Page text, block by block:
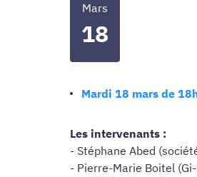
Mars
18
Mardi 18 mars de
Les intervenants :
- Stéphane Abed
- Pierre-Marie Boitel